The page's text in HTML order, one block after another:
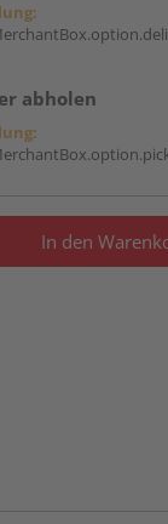
abholen
In den